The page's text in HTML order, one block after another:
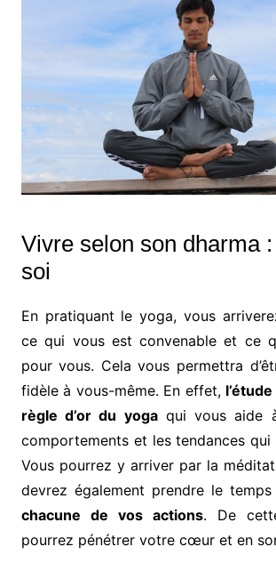
Vivre selon son dharma :
soi
En pratiquant le yoga, vous
ce qui vous est convenable et ce
pour vous. Cela vous permettra
fidèle à vous-même. En effet,
règle d’or du yogaqui vous aide
comportements et les tendances qui
Vous pourrez y arriver par la
devrez également prendre le
chacune de vos actions. De
pourrez pénétrer votre cœur et en